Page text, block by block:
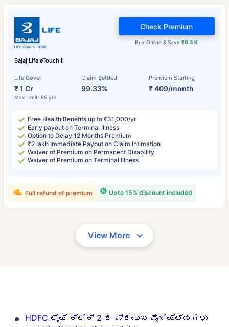
Bajaj Life eTouch II
Life Cover
₹ 1 Cr
Max Limit: 85 yrs
Claim Settled
99.33%
Premium Starting
₹ 409/month
Buy Online & Save₹0.3 K
Check Premium
Free Health Benefits up to ₹31,000/yr
Early payout on Terminal Illness
Option to Delay 12 Months Premium
₹2 lakh Immediate Payout on Claim Intimation
Waiver of Premium on Permanent Disability
Waiver of Premium on Terminal Illness
Upto 15% discount included
Full refund of premium
View More
HDFC ಲೈಫ್ ಕ್ಲಿಕ್ 2 ರ ಪ್ರಮುಖ ವೈಶಿಷ್ಟ್ಯಗಳು